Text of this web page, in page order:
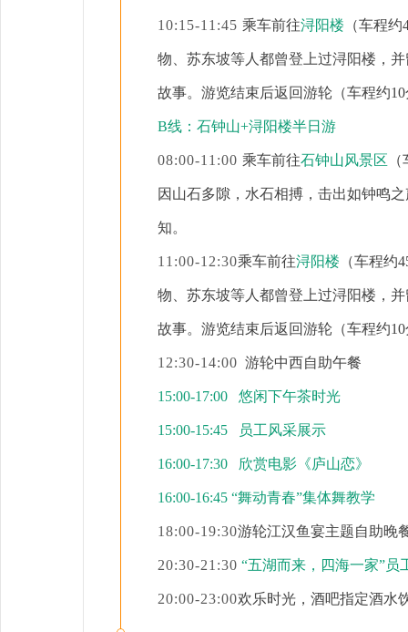
10:15-11:45 乘车前往浔阳楼 （车程约
物、苏东坡等人都曾登上过浔阳楼，
故事。游览结束后返回游轮（车程约
B线：石钟山+浔阳楼半日游
08:00-11:00 乘车前往石钟山风景区
因山石多隙，水石相搏，击出如钟鸣
知。
11:00-12:30乘车前往浔阳楼 （车程约
物、苏东坡等人都曾登上过浔阳楼，
故事。游览结束后返回游轮（车程约
12:30-14:00 游轮中西自助午餐
15:00-17:00 悠闲下午茶时光
15:00-15:45 员工风采展示
16:00-17:30 欣赏电影《庐山恋》
16:00-16:45 “舞动青春”集体舞教学
18:00-19:30游轮江汉鱼宴主题自助晚
20:30-21:30 “五湖而来，四海一家”员
20:00-23:00欢乐时光，酒吧指定酒水